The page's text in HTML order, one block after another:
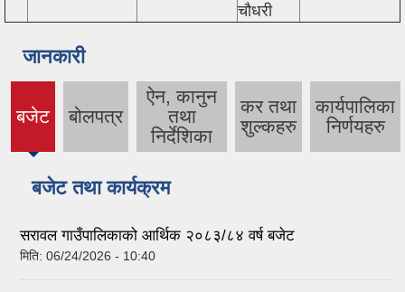
चौधरी
जानकारी
बजेट
(active
बोलपत्र
ऐन, कानुन
तथा
निर्देशिका
कर तथा
शुल्कहरु
कार्यपालिका
निर्णयहरु
बजेट तथा कार्यक्रम
सरावल गाउँपालिकाको आर्थिक २०८३/८४ वर्ष बजेट
मिति: 06/24/2026 - 10:40